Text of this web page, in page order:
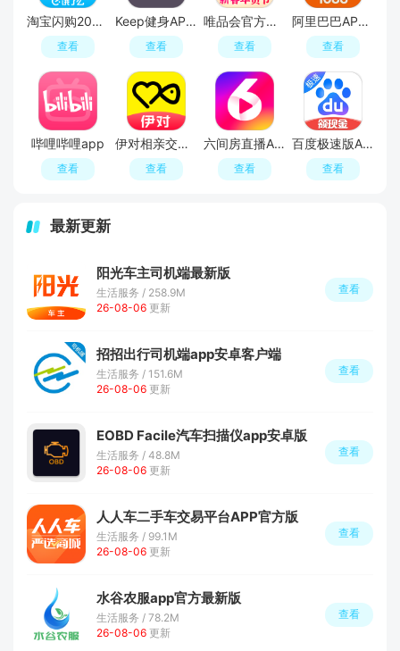
淘宝闪购2026最新版
查看
Keep健身APP官方最新版
查看
唯品会官方版最新版
查看
阿里巴巴APP2026官方版
查看
哔哩哔哩app
查看
伊对相亲交友平台官方APP
查看
六间房直播APP最新版
查看
百度极速版APP官方免费版
查看
最新更新
阳光车主司机端最新版
生活服务 / 258.9M
26-08-06 更新
查看
招招出行司机端app安卓客户端
生活服务 / 151.6M
26-08-06 更新
查看
EOBD Facile汽车扫描仪app安卓版
生活服务 / 48.8M
26-08-06 更新
查看
人人车二手车交易平台APP官方版
生活服务 / 99.1M
26-08-06 更新
查看
水谷农服app官方最新版
生活服务 / 78.2M
26-08-06 更新
查看